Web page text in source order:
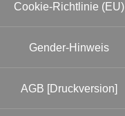
Cookie-Richtlinie (EU)
Gender-Hinweis
AGB [Druckversion]